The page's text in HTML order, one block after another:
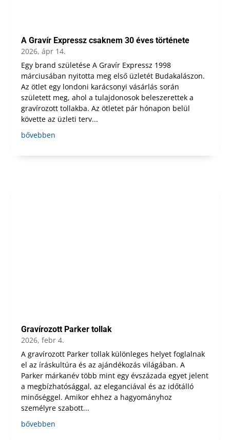
A Gravír Expressz csaknem 30 éves története
2026, ápr 14.
Egy brand születése A Gravír Expressz 1998
márciusában nyitotta meg első üzletét Budakalászon.
Az ötlet egy londoni karácsonyi vásárlás során
született meg, ahol a tulajdonosok beleszerettek a
gravírozott tollakba. Az ötletet pár hónapon belül
követte az üzleti terv...
bővebben
Gravírozott Parker tollak
2026, febr 4.
A gravírozott Parker tollak különleges helyet foglalnak
el az íráskultúra és az ajándékozás világában. A
Parker márkanév több mint egy évszázada egyet jelent
a megbízhatósággal, az eleganciával és az időtálló
minőséggel. Amikor ehhez a hagyományhoz
személyre szabott...
bővebben